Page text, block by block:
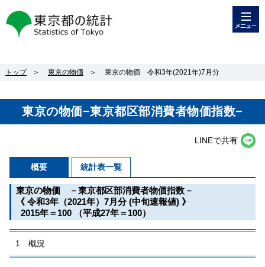
東京都の統計
トップ ＞ 東京の物価 ＞ 東京の物価 令和3年(2021年)7月分
東京の物価−東京都区部消費者物価指数−
LINEで共有
概要 統計表一覧
東京の物価 －東京都区部消費者物価指数－
《 令和3年（2021年）7月分 (中旬速報値) 》
2015年＝100 （平成27年＝100）
1 概況